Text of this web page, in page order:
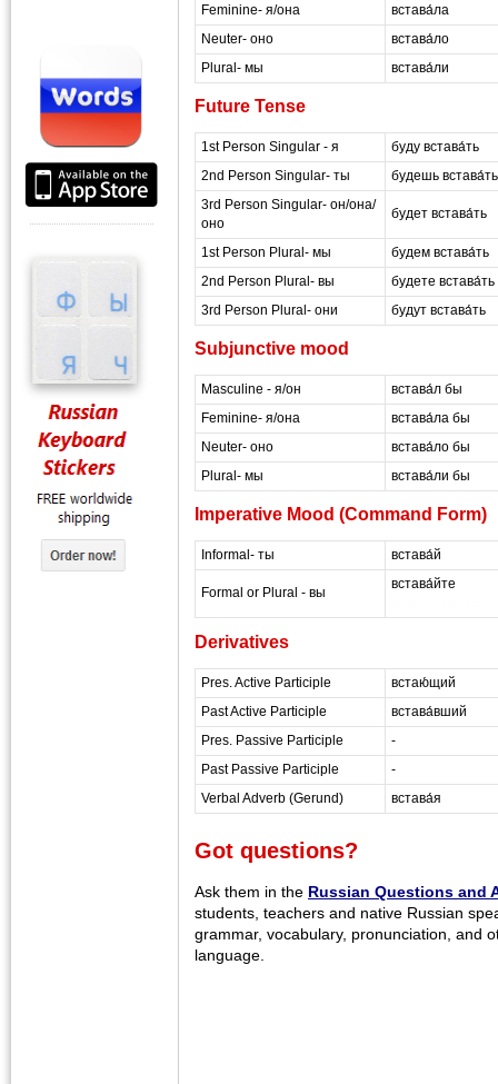
Feminine- я/она
встава́ла
Neuter- оно
встава́ло
Plural- мы
встава́ли
Future Tense
1st Person Singular - я
буду встава́ть
2nd Person Singular- ты
будешь встава́ть
3rd Person Singular- он/она/
оно
будет встава́ть
1st Person Plural- мы
будем встава́ть
2nd Person Plural- вы
будете встава́ть
3rd Person Plural- они
будут встава́ть
Subjunctive mood
Masculine - я/он
встава́л бы
Feminine- я/она
встава́ла бы
Neuter- оно
встава́ло бы
Plural- мы
встава́ли бы
Imperative Mood (Command Form)
Informal- ты встава́й
Formal or Plural - вы
встава́йте
Derivatives
Pres. Active Participle
встаю́щий
Past Active Participle
встава́вший
Pres. Passive Participle
-
Past Passive Participle
-
Verbal Adverb (Gerund)
встава́я
Got questions?
Ask them in the Russian Questions and
students, teachers and native Russian
grammar, vocabulary, pronunciation, and
language.